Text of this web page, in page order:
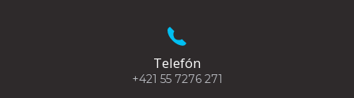
Telefón
+421 55 7276 271